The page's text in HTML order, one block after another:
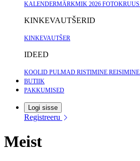
KALENDERMÄRKMIK 2026 FOTOKRUUS
KINKEVAUTŠERID
KINKEVAUTŠER
IDEED
KOOLID PULMAD RISTIMINE REISIMINE
BUTIIK
PAKKUMISED
Logi sisse
Registreeru
Meist